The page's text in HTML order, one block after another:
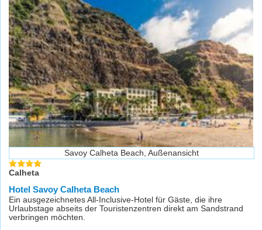
Savoy Calheta Beach, Außenansicht
Calheta
Hotel Savoy Calheta Beach
Ein ausgezeichnetes All-Inclusive-Hotel für Gäste, die ihre
Urlaubstage abseits der Touristenzentren direkt am Sandstrand
verbringen möchten.